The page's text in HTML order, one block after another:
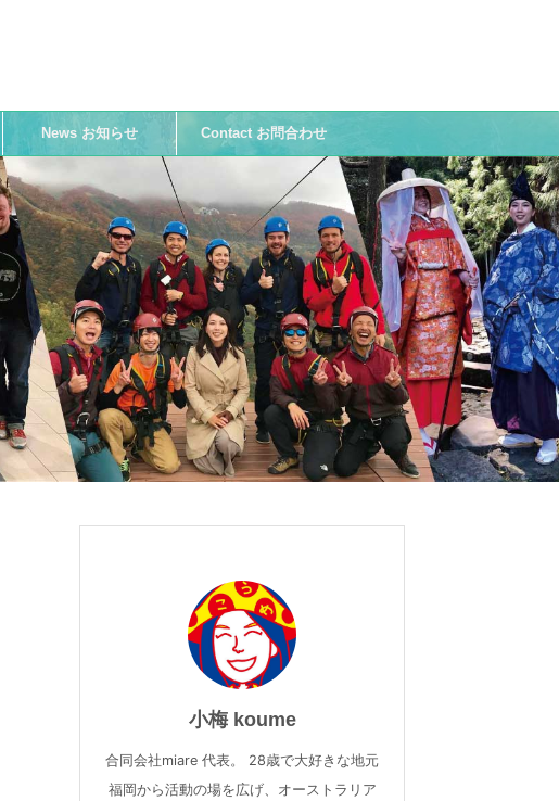
News お知らせ Contact お問合わせ
小梅 koume
合同会社miare 代表。 28歳で大好きな地元
福岡から活動の場を広げ、オーストラリア